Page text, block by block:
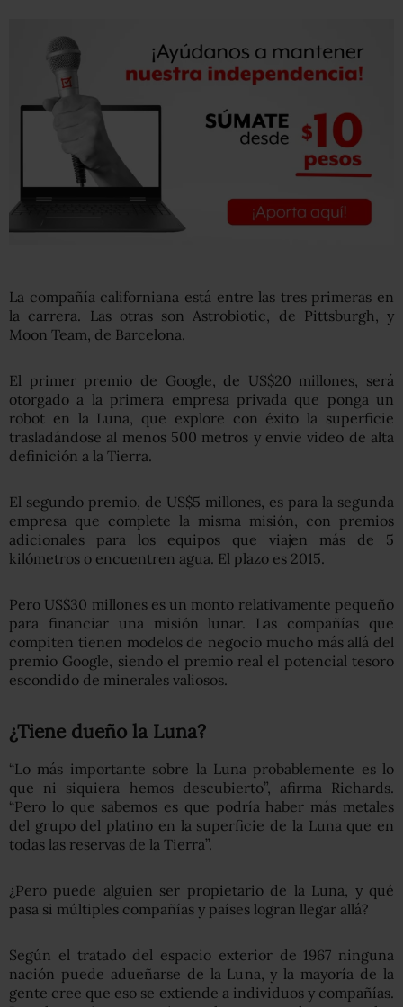
La compañía californiana está entre las tres primeras en
la carrera. Las otras son Astrobiotic, de Pittsburgh, y
Moon Team, de Barcelona.
El primer premio de Google, de US$20 millones, será
otorgado a la primera empresa privada que ponga un
robot en la Luna, que explore con éxito la superficie
trasladándose al menos 500 metros y envíe video de alta
definición a la Tierra.
El segundo premio, de US$5 millones, es para la segunda
empresa que complete la misma misión, con premios
adicionales para los equipos que viajen más de 5
kilómetros o encuentren agua. El plazo es 2015.
Pero US$30 millones es un monto relativamente pequeño
para financiar una misión lunar. Las compañías que
compiten tienen modelos de negocio mucho más allá del
premio Google, siendo el premio real el potencial tesoro
escondido de minerales valiosos.
¿Tiene dueño la Luna?
“Lo más importante sobre la Luna probablemente es lo
que ni siquiera hemos descubierto”, afirma Richards.
“Pero lo que sabemos es que podría haber más metales
del grupo del platino en la superficie de la Luna que en
todas las reservas de la Tierra”.
¿Pero puede alguien ser propietario de la Luna, y qué
pasa si múltiples compañías y países logran llegar allá?
Según el tratado del espacio exterior de 1967 ninguna
nación puede adueñarse de la Luna, y la mayoría de la
gente cree que eso se extiende a individuos y compañías.